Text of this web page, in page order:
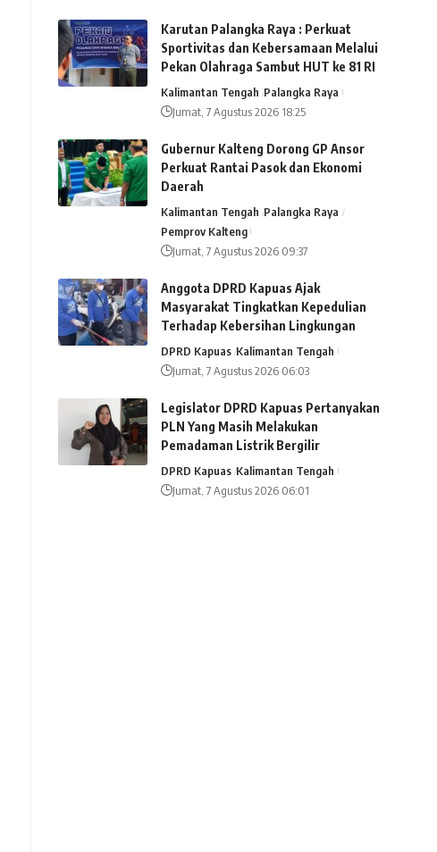
Karutan Palangka Raya : Perkuat
Sportivitas dan Kebersamaan Melalui
Pekan Olahraga Sambut HUT ke 81 RI
Kalimantan Tengah Palangka Raya
Jumat, 7 Agustus 2026 18:25
Gubernur Kalteng Dorong GP Ansor
Perkuat Rantai Pasok dan Ekonomi
Daerah
Kalimantan Tengah Palangka Raya
Pemprov Kalteng
Jumat, 7 Agustus 2026 09:37
Anggota DPRD Kapuas Ajak
Masyarakat Tingkatkan Kepedulian
Terhadap Kebersihan Lingkungan
DPRD Kapuas Kalimantan Tengah
Jumat, 7 Agustus 2026 06:03
Legislator DPRD Kapuas Pertanyakan
PLN Yang Masih Melakukan
Pemadaman Listrik Bergilir
DPRD Kapuas Kalimantan Tengah
Jumat, 7 Agustus 2026 06:01